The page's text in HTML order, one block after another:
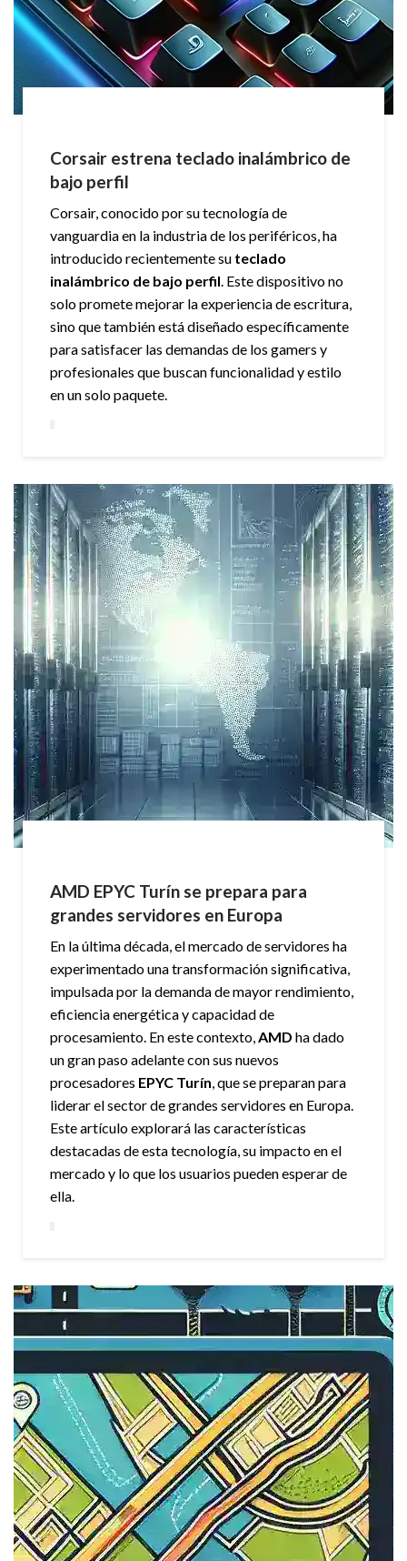
Corsair estrena teclado inalámbrico de
bajo perfil
Corsair, conocido por su tecnología de
vanguardia en la industria de los periféricos, ha
introducido recientemente su teclado
inalámbrico de bajo perfil . Este dispositivo no
solo promete mejorar la experiencia de escritura,
sino que también está diseñado específicamente
para satisfacer las demandas de los gamers y
profesionales que buscan funcionalidad y estilo
en un solo paquete.
AMD EPYC Turín se prepara para
grandes servidores en Europa
En la última década, el mercado de servidores ha
experimentado una transformación significativa,
impulsada por la demanda de mayor rendimiento,
eficiencia energética y capacidad de
procesamiento. En este contexto, AMD ha dado
un gran paso adelante con sus nuevos
procesadores EPYC Turín , que se preparan para
liderar el sector de grandes servidores en Europa.
Este artículo explorará las características
destacadas de esta tecnología, su impacto en el
mercado y lo que los usuarios pueden esperar de
ella.